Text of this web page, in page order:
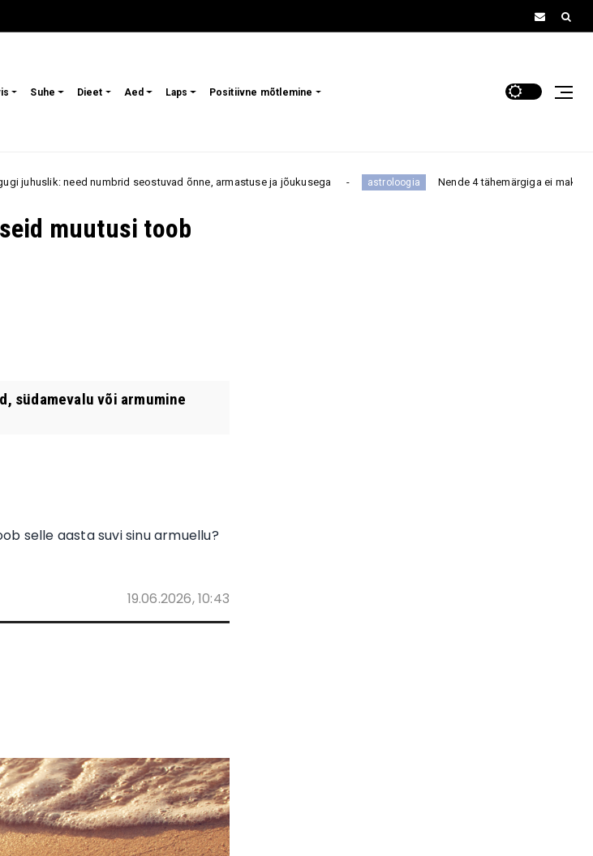
Suhe Dieet Aed Laps Positiivne mõtlemine
numbrid seostuvad õnne, armastuse ja jõukusega astroloogia Nende 4 tähemärgiga ei maksa niisama tüli
muutusi toob
südamevalu või armumine
selle aasta suvi sinu armuellu?
19.06.2026, 10:43